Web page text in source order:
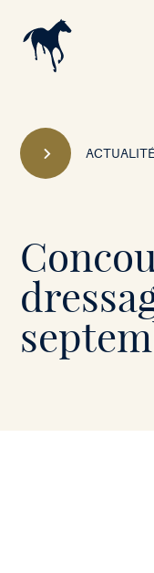
Mont-
le-
Soie
Navigation
principale